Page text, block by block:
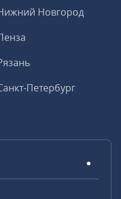
Новгород
Петербург